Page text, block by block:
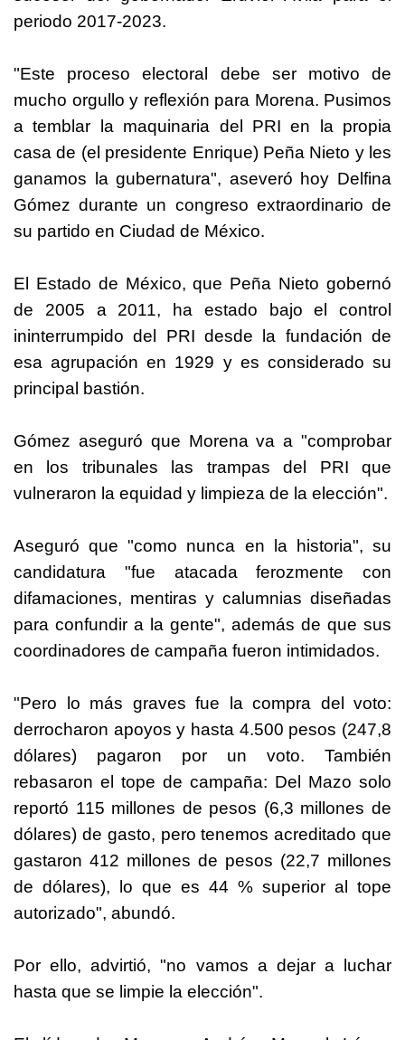
periodo 2017-2023.
"Este proceso electoral debe ser motivo de
mucho orgullo y reflexión para Morena. Pusimos
a temblar la maquinaria del PRI en la propia
casa de (el presidente Enrique) Peña Nieto y les
ganamos la gubernatura", aseveró hoy Delfina
Gómez durante un congreso extraordinario de
su partido en Ciudad de México.
El Estado de México, que Peña Nieto gobernó
de 2005 a 2011, ha estado bajo el control
ininterrumpido del PRI desde la fundación de
esa agrupación en 1929 y es considerado su
principal bastión.
Gómez aseguró que Morena va a "comprobar
en los tribunales las trampas del PRI que
vulneraron la equidad y limpieza de la elección".
Aseguró que "como nunca en la historia", su
candidatura "fue atacada ferozmente con
difamaciones, mentiras y calumnias diseñadas
para confundir a la gente", además de que sus
coordinadores de campaña fueron intimidados.
"Pero lo más graves fue la compra del voto:
derrocharon apoyos y hasta 4.500 pesos (247,8
dólares) pagaron por un voto. También
rebasaron el tope de campaña: Del Mazo solo
reportó 115 millones de pesos (6,3 millones de
dólares) de gasto, pero tenemos acreditado que
gastaron 412 millones de pesos (22,7 millones
de dólares), lo que es 44 % superior al tope
autorizado", abundó.
Por ello, advirtió, "no vamos a dejar a luchar
hasta que se limpie la elección".